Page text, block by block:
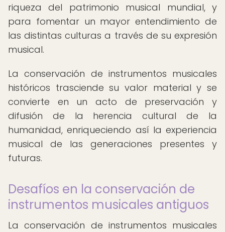
riqueza del patrimonio musical mundial, y
para fomentar un mayor entendimiento de
las distintas culturas a través de su expresión
musical.
La conservación de instrumentos musicales
históricos trasciende su valor material y se
convierte en un acto de preservación y
difusión de la herencia cultural de la
humanidad, enriqueciendo así la experiencia
musical de las generaciones presentes y
futuras.
Desafíos en la conservación de
instrumentos musicales antiguos
La conservación de instrumentos musicales